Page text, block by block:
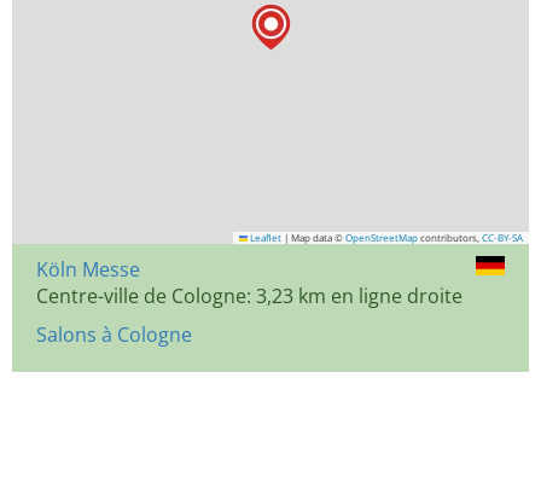
Leaflet | Map data © OpenStreetMap contributors, CC-BY-SA
Köln Messe
Centre-ville de Cologne: 3,23 km en ligne droite
Salons à Cologne